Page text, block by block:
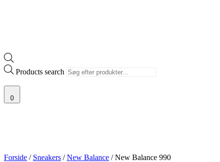
Products search
0
Forside / Sneakers /New Balance / New Balance 990